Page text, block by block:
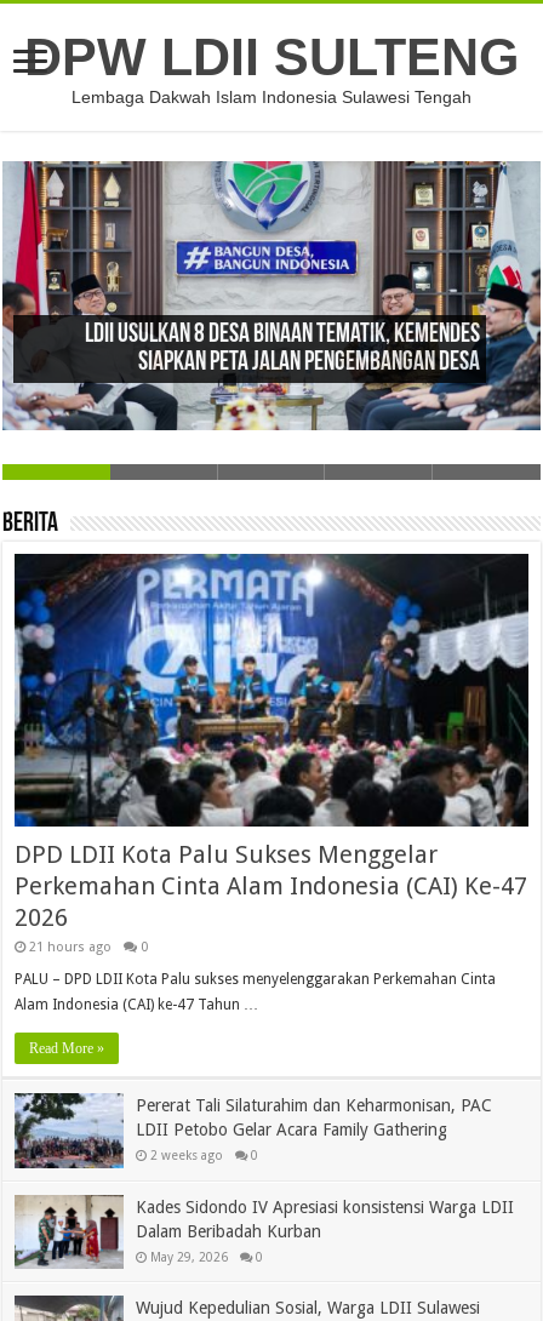
DPW LDII SULTENG
Lembaga Dakwah Islam Indonesia Sulawesi Tengah
LDII Usulkan 8 Desa Binaan Tematik, Kemendes
Siapkan Peta Jalan Pengembangan Desa
Berita
DPD LDII Kota Palu Sukses Menggelar
Perkemahan Cinta Alam Indonesia (CAI) Ke-47
2026
21 hours ago 0
PALU – DPD LDII Kota Palu sukses menyelenggarakan Perkemahan Cinta
Alam Indonesia (CAI) ke-47 Tahun …
Read More »
Pererat Tali Silaturahim dan Keharmonisan, PAC
LDII Petobo Gelar Acara Family Gathering
2 weeks ago 0
Kades Sidondo IV Apresiasi konsistensi Warga LDII
Dalam Beribadah Kurban
May 29, 2026 0
Wujud Kepedulian Sosial, Warga LDII Sulawesi